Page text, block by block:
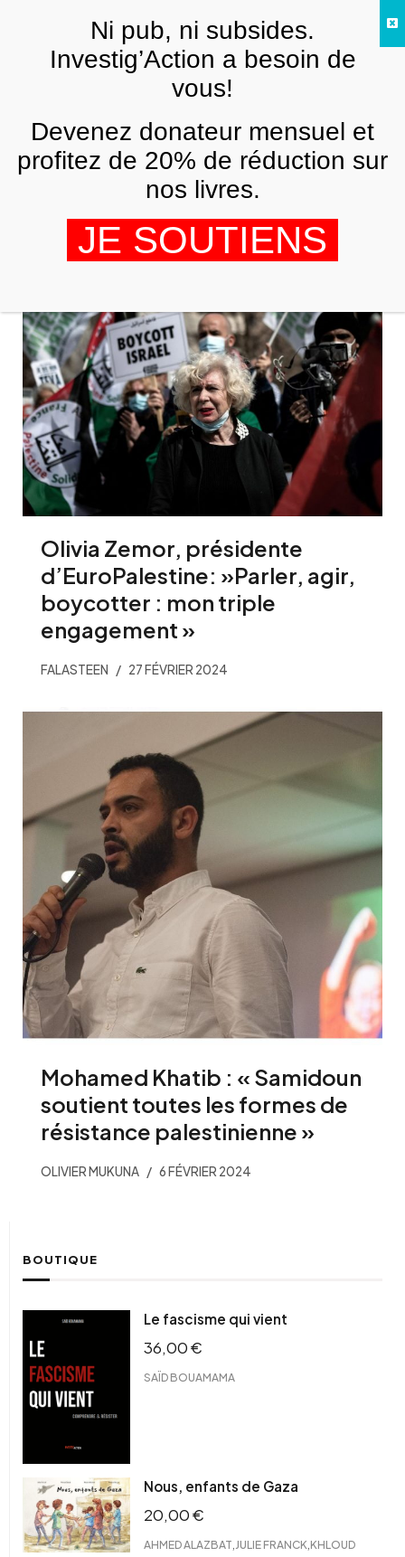
Olivia Zemor, présidente
d’EuroPalestine: »Parler, agir,
boycotter : mon triple
engagement »
FALASTEEN 27 FÉVRIER 2024
Mohamed Khatib : « Samidoun
soutient toutes les formes de
résistance palestinienne »
OLIVIER MUKUNA 6 FÉVRIER 2024
BOUTIQUE
Le fascisme qui vient
36,00€
SAÏD BOUAMAMA
Nous, enfants de Gaza
20,00€
AHMED ALAZBAT JULIE FRANCK KHLOUD
FRNi pub, ni subsides.
Investig’Action a besoin de
vous!
Devenez donateur mensuel et
profitez de 20% de réduction sur
nos livres.
JE SOUTIENS